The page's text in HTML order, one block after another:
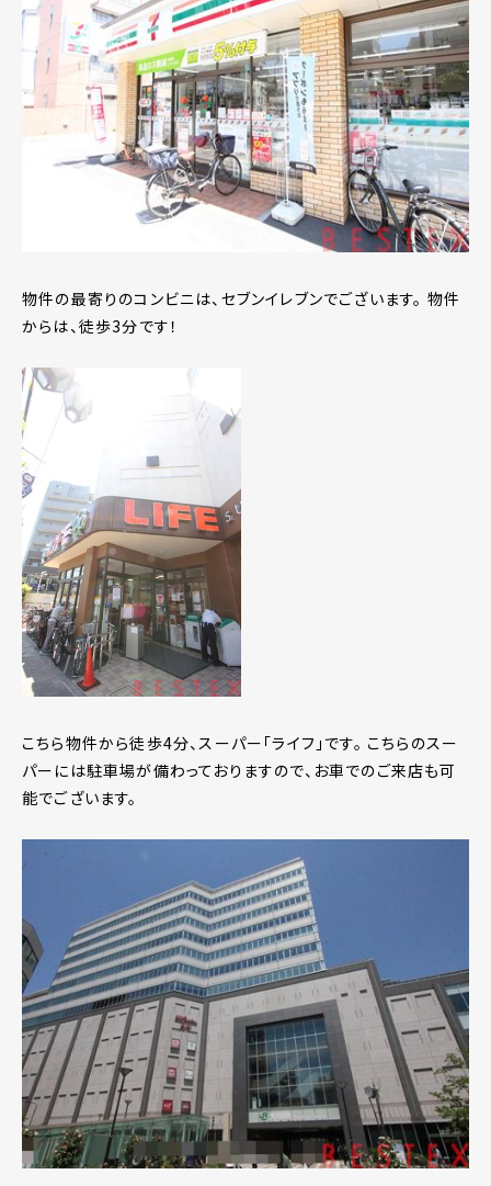
物件の最寄りのコンビニは、セブンイレブンでございます。 物件
からは、徒歩3分です！
こちら物件から徒歩4分、スーパー「ライフ」です。 こちらのスー
パーには駐車場が備わっておりますので、お車でのご来店も可
能でございます。